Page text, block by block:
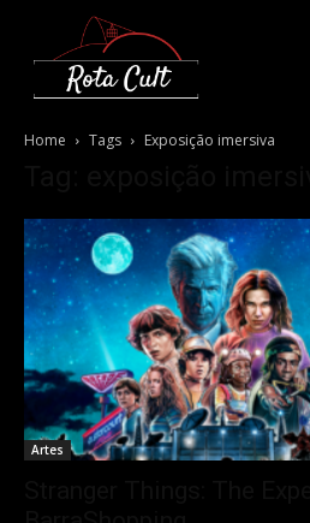
Home Tags Exposição imersiva
Artes